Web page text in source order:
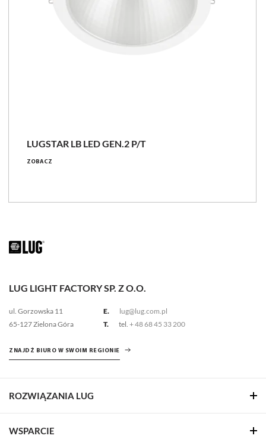
LUGSTAR LB LED GEN.2 P/T
ZOBACZ
LUG LIGHT FACTORY SP. Z O.O.
ul. Gorzowska 11
65-127 Zielona Góra
E.
lug@lug.com.pl
T.
tel. + 48 68 45 33 200
ZNAJDŹ BIURO W SWOIM REGIONIE
ROZWIĄZANIA LUG
WSPARCIE